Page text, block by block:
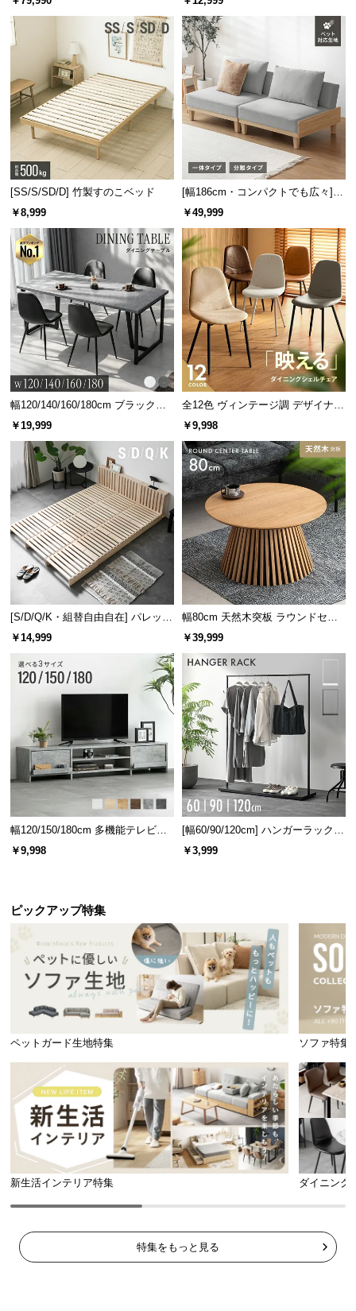
板 美しい格子デザイン
[SS/S/SD/D] 竹製すのこベッド
￥8,999
[幅186cm・コンパクトでも広々] 3
人掛けソファベッド リクライニン
￥49,999
幅120/140/160/180cm ブラックフ
レーム ダイニング 大理石調 4人掛
￥19,999
全12色 ヴィンテージ調 デザイナー
ズシェルチェア
￥9,998
[S/D/Q/K・組替自由自在] パレット
ベッド 8/12/16枚セット
￥14,999
幅80cm 天然木突板 ラウンドセン
ターテーブル 美しい格子デザイン
￥39,999
幅120/150/180cm 多機能テレビボ
ード 木目/石目調 オープン収納・
引き出し収納付き
￥9,998
[幅60/90/120cm] ハンガーラック
スチール 4段階高さ調節 サイドフ
ック オープンラック シンプル
￥3,999
ピックアップ特集
ペットガード生地特集 ソファ特集
新生活インテリア特集 ダイニング
特集をもっと見る